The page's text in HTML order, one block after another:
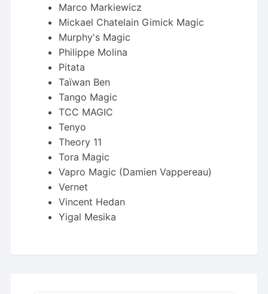
Marco Markiewicz
Mickael Chatelain Gimick Magic
Murphy's Magic
Philippe Molina
Pitata
Taïwan Ben
Tango Magic
TCC MAGIC
Tenyo
Theory 11
Tora Magic
Vapro Magic (Damien Vappereau)
Vernet
Vincent Hedan
Yigal Mesika